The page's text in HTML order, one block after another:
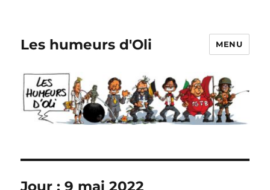
Les humeurs d'Oli MENU
Jour :9 mai 2022